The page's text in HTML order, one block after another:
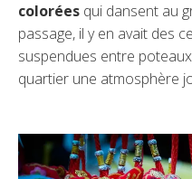
colorées qui dansent au
passage, il y en avait des
suspendues entre
quartier une atmosphère